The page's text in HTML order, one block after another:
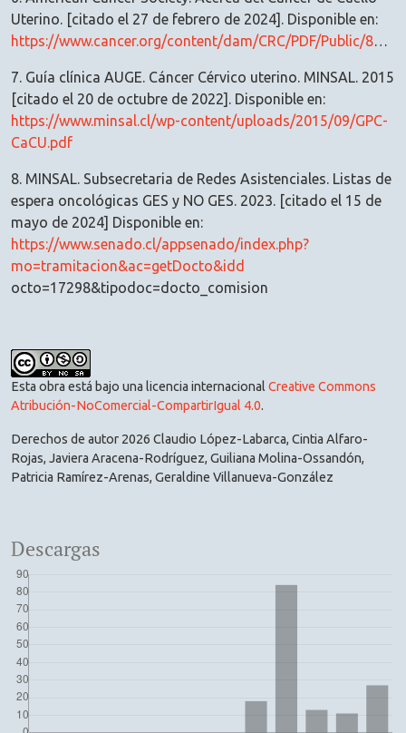
Uterino. [citado el 27 de febrero de 2024]. Disponible en:
https://www.cancer.org/content/dam/CRC/PDF/Public/8933.00.pdf
7. Guía clínica AUGE. Cáncer Cérvico uterino. MINSAL. 2015
[citado el 20 de octubre de 2022]. Disponible en:
https://www.minsal.cl/wp-content/uploads/2015/09/GPC-
CaCU.pdf
8. MINSAL. Subsecretaria de Redes Asistenciales. Listas de
espera oncológicas GES y NO GES. 2023. [citado el 15 de
mayo de 2024] Disponible en:
https://www.senado.cl/appsenado/index.php?
mo=tramitacion&ac=getDocto&idd
octo=17298&tipodoc=docto_comision
Esta obra está bajo una licencia internacional Creative Commons
Atribución-NoComercial-CompartirIgual 4.0.
Derechos de autor 2026 Claudio López-Labarca, Cintia Alfaro-
Rojas, Javiera Aracena-Rodríguez, Guiliana Molina-Ossandón,
Patricia Ramírez-Arenas, Geraldine Villanueva-González
Descargas